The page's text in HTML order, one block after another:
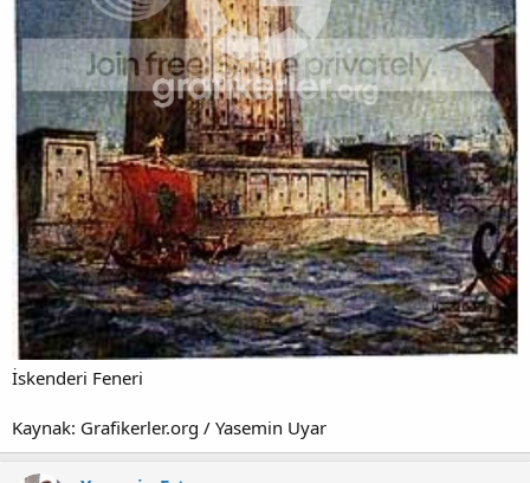
İskenderi Feneri
Kaynak: Grafikerler.org / Yasemin Uyar